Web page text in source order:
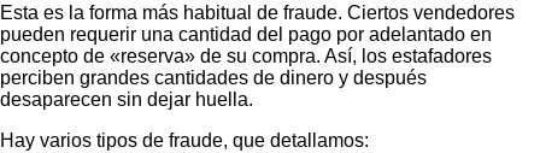
Esta es la forma más habitual de fraude. Ciertos vendedores
pueden requerir una cantidad del pago por adelantado en
concepto de «reserva» de su compra. Así, los estafadores
perciben grandes cantidades de dinero y después
desaparecen sin dejar huella.
Hay varios tipos de fraude, que detallamos: